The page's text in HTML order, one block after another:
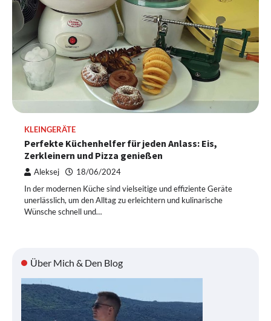
KLEINGERÄTE
Perfekte Küchenhelfer für jeden Anlass: Eis,
Zerkleinern und Pizza genießen
Aleksej 18/06/2024
In der modernen Küche sind vielseitige und effiziente Geräte
unerlässlich, um den Alltag zu erleichtern und kulinarische
Wünsche schnell und…
Über Mich & Den Blog